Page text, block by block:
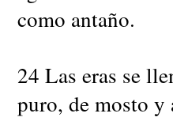
como antaño.
24 Las eras se
puro, de mosto